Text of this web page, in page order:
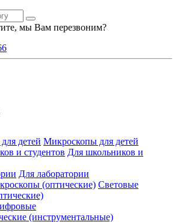
мы Вам перезвоним?
Микроскопы для детей
Для школьников и
Для лаборатории
Световые